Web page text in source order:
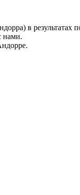
в результатах
нами.